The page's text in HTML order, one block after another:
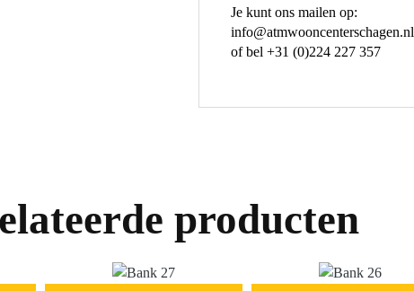
Je kunt ons mailen op:
info@atmwooncenterschagen.nl
of bel +31 (0)224 227 357
producten